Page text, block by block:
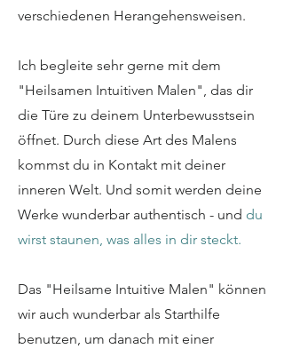
verschiedenen Herangehensweisen.
Ich begleite sehr gerne mit dem
"Heilsamen Intuitiven Malen", das dir
die Türe zu deinem Unterbewusstsein
öffnet. Durch diese Art des Malens
kommst du in Kontakt mit deiner
inneren Welt. Und somit werden deine
Werke wunderbar authentisch - und du
wirst staunen, was alles in dir steckt.
Das "Heilsame Intuitive Malen" können
wir auch wunderbar als Starthilfe
benutzen, um danach mit einer